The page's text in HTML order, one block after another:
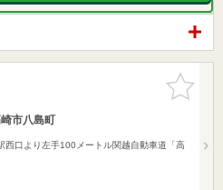
お気に入
りに追加
市八島町
西口より左手100メートル関越自動車道「高